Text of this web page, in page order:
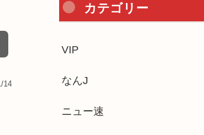
14
カテゴリー
VIP
なんJ
ニュー速